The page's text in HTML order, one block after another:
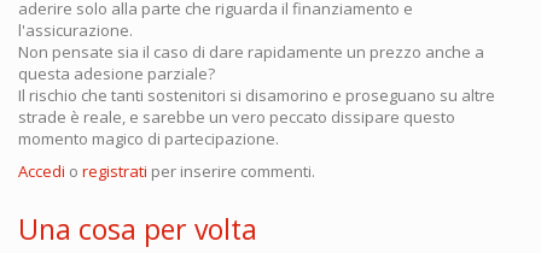
aderire solo alla parte che riguarda il finanziamento e
l'assicurazione.
Non pensate sia il caso di dare rapidamente un prezzo anche a
questa adesione parziale?
Il rischio che tanti sostenitori si disamorino e proseguano su altre
strade è reale, e sarebbe un vero peccato dissipare questo
momento magico di partecipazione.
Accedi o registrati per inserire commenti.
Una cosa per volta